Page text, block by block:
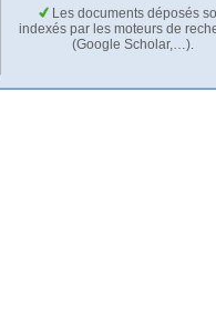
Les documents déposés
indexés par les moteurs de
(Google Scholar,…).